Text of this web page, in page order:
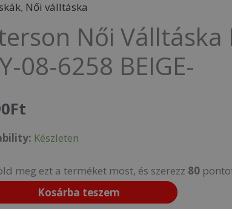
, Női válltáska
Női Válltáska
08-6258 BEIGE-
Ft
Készleten
meg ezt a terméket most, és szerezz 80
Kosárba teszem